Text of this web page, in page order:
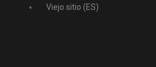
Viejo sitio (ES)